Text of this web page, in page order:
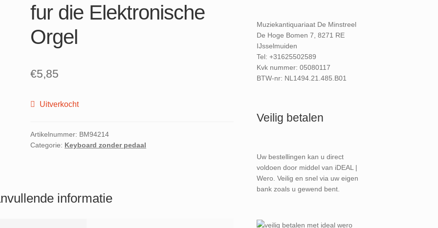
fur die Elektronische
Orgel
€5,85
Uitverkocht
Artikelnummer: BM94214
Categorie: Keyboard zonder pedaal
informatie
Muziekantiquariaat De Minstreel
De Hoge Bomen 7, 8271 RE
IJsselmuiden
Tel: +31625502589
Kvk nummer: 05080117
BTW-nr: NL1494.21.485.B01
Veilig betalen
Uw bestellingen kan u direct
voldoen door middel van iDEAL |
Wero. Veilig en snel via uw eigen
bank zoals u gewend bent.